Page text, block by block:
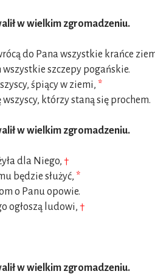
w wielkim zgromadzeniu.
do Pana wszystkie krańce
szczepy pogańskie.
śpiący w ziemi, *
którzy staną się prochem.
w wielkim zgromadzeniu.
dla Niego, †
będzie służyć, *
o Panu opowie.
ogłoszą ludowi, †
w wielkim zgromadzeniu.